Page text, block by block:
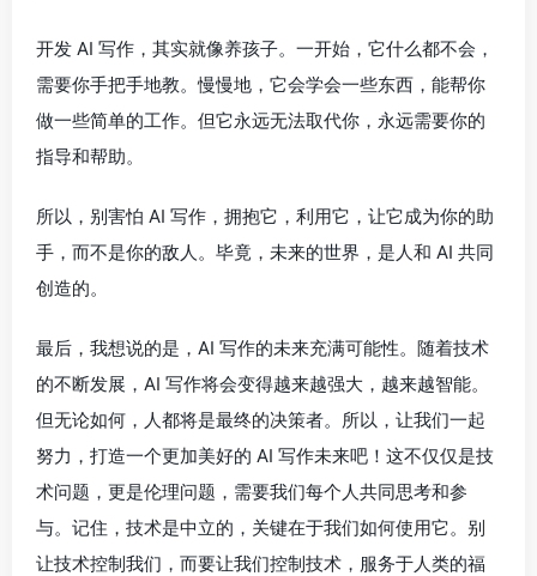
开发 AI 写作，其实就像养孩子。一开始，它什么都不会，
需要你手把手地教。慢慢地，它会学会一些东西，能帮你
做一些简单的工作。但它永远无法取代你，永远需要你的
指导和帮助。
所以，别害怕 AI 写作，拥抱它，利用它，让它成为你的助
手，而不是你的敌人。毕竟，未来的世界，是人和 AI 共同
创造的。
最后，我想说的是，AI 写作的未来充满可能性。随着技术
的不断发展，AI 写作将会变得越来越强大，越来越智能。
但无论如何，人都将是最终的决策者。所以，让我们一起
努力，打造一个更加美好的 AI 写作未来吧！这不仅仅是技
术问题，更是伦理问题，需要我们每个人共同思考和参
与。记住，技术是中立的，关键在于我们如何使用它。别
让技术控制我们，而要让我们控制技术，服务于人类的福